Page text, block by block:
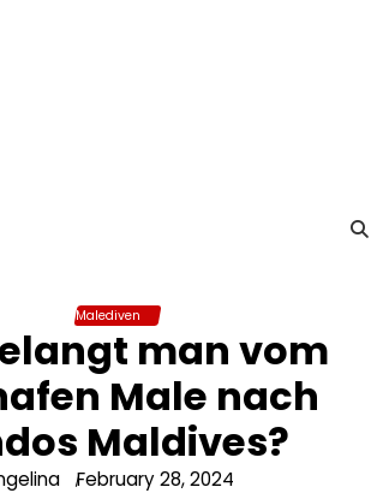
Malediven
man vom
Male nach
Maldives?
February 28, 2024